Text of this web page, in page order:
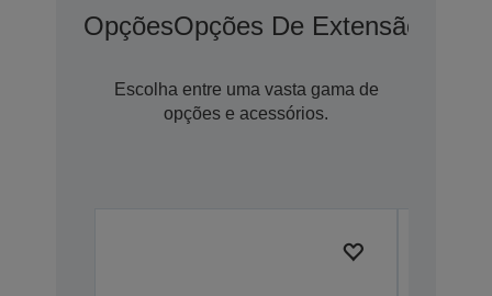
OpçõesOpções De Extensão De
Escolha entre uma vasta gama de
opções e acessórios.